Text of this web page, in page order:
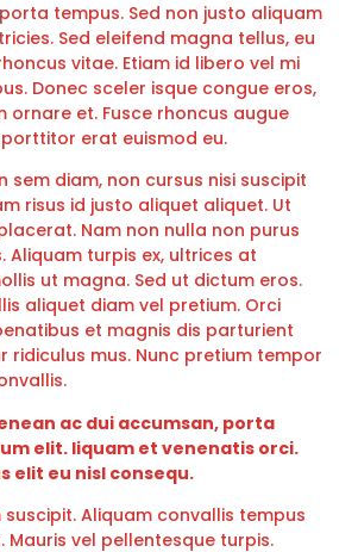
tempus. Sed non justo aliquam
Sed eleifend magna tellus, eu
vitae. Etiam id libero vel mi
Donec sceler isque congue eros,
ornare et. Fusce rhoncus augue
erat euismod eu.
sem diam, non cursus nisi suscipit
risus id justo aliquet aliquet. Ut
Nam non nulla non purus
Aliquam turpis ex, ultrices at
ut magna. Sed ut dictum eros.
aliquet diam vel pretium. Orci
et magnis dis parturient
ridiculus mus. Nunc pretium tempor
ac dui accumsan, porta
elit. liquam et venenatis orci.
elit eu nisl consequ.
suscipit. Aliquam convallis tempus
vel pellentesque turpis.